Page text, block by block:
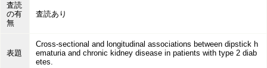
査読
の有
無
査読あり
表題
Cross-sectional and longitudinal associations between dipstick h
ematuria and chronic kidney disease in patients with type 2 diab
etes.